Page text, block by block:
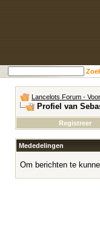
Lancelots Forum -
Profiel van
Registreer
Mededelingen
Om berichten te